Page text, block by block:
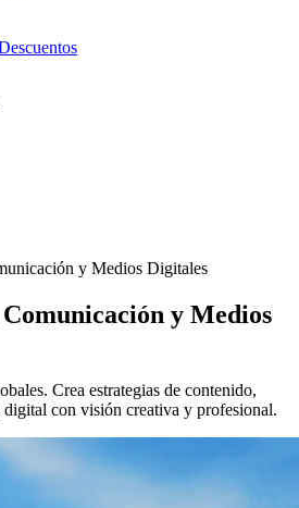
y Medios Digitales
y Medios
Crea estrategias de contenido,
digital con visión creativa y profesional.